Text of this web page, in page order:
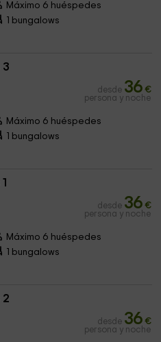
Máximo 6 huéspedes
1 bungalows
3
desde 36 €
persona y noche
Máximo 6 huéspedes
1 bungalows
desde 36 €
persona y noche
Máximo 6 huéspedes
1 bungalows
2
desde 36 €
persona y noche